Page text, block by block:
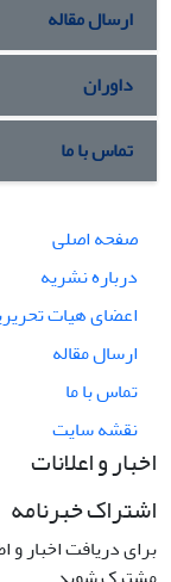
ارسال مقاله
داوران
تماس با ما
صفحه اصلی
درباره نشریه
اعضای هیات
ارسال مقاله
تماس با ما
نقشه سایت
اخبار و اعلانات
اشتراک خبرنامه
برای دریافت اخبار